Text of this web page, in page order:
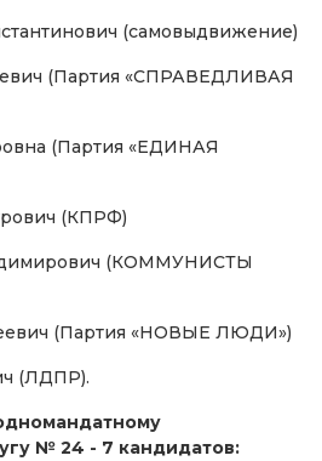
(самовыдвижение)
(Партия «СПРАВЕДЛИВАЯ
(Партия «ЕДИНАЯ
(КПРФ)
(КОММУНИСТЫ
(Партия «НОВЫЕ ЛЮДИ»)
(ЛДПР).
№ 24 - 7 кандидатов: